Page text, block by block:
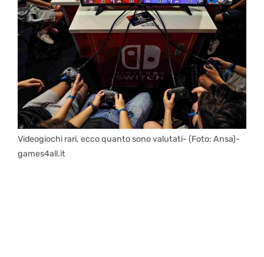
Videogiochi rari, ecco quanto sono valutati- (Foto: Ansa)-
games4all.it